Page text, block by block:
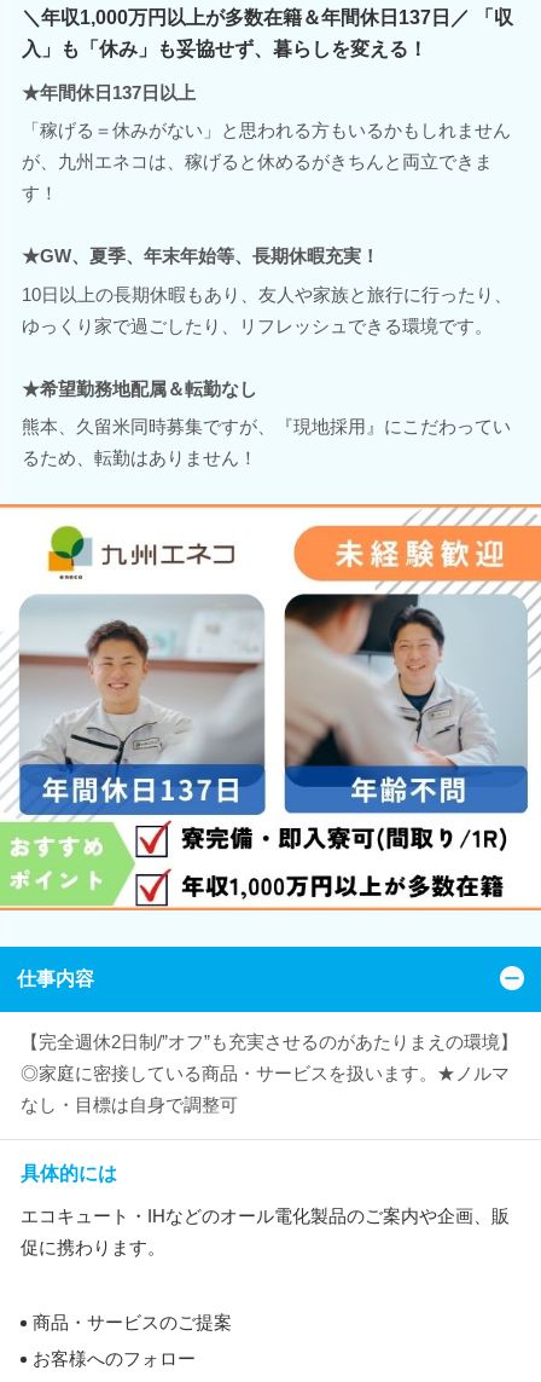
＼年収1,000万円以上が多数在籍＆年間休日137日／ 「収
入」も「休み」も妥協せず、暮らしを変える！
★年間休日137日以上
「稼げる＝休みがない」と思われる方もいるかもしれません
が、九州エネコは、稼げると休めるがきちんと両立できま
す！
★GW、夏季、年末年始等、長期休暇充実！
10日以上の長期休暇もあり、友人や家族と旅行に行ったり、
ゆっくり家で過ごしたり、リフレッシュできる環境です。
★希望勤務地配属＆転勤なし
熊本、久留米同時募集ですが、『現地採用』にこだわってい
るため、転勤はありません！
仕事内容
【完全週休2日制/”オフ”も充実させるのがあたりまえの環境】
◎家庭に密接している商品・サービスを扱います。★ノルマ
なし・目標は自身で調整可
具体的には
エコキュート・IHなどのオール電化製品のご案内や企画、販
促に携わります。
商品・サービスのご提案
お客様へのフォロー